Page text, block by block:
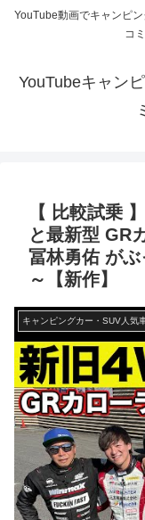
YouTube動画でキャンピ
コ
YouTubeキャン
【 比較試乗
と最新型 GR
冨林勇佑 が
～【新作】
キャンピングカー・SUV人気